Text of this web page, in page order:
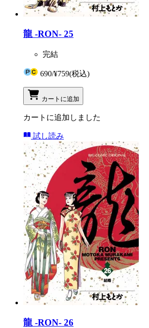
龍 -RON- 25
完結
690/¥759(税込)
カートに追加
カートに追加しました
試し読み
龍 -RON- 26